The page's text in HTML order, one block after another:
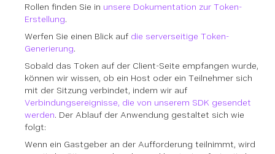
Rollen finden Sie in unsere Dokumentation zur Token-
Erstellung.
Werfen Sie einen Blick auf die serverseitige Token-
Generierung.
Sobald das Token auf der Client-Seite empfangen wurde,
können wir wissen, ob ein Host oder ein Teilnehmer sich
mit der Sitzung verbindet, indem wir auf
Verbindungsereignisse, die von unserem SDK gesendet
werden. Der Ablauf der Anwendung gestaltet sich wie
folgt:
Wenn ein Gastgeber an der Aufforderung teilnimmt, wird